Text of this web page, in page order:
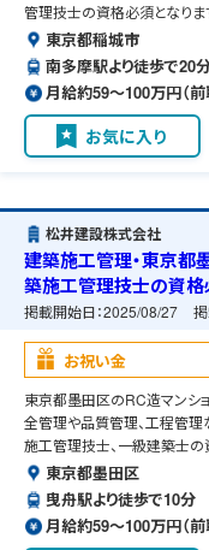
管理技士の資格必須となりま
東京都稲城市
南多摩駅より徒歩で20
月給約59〜100万円（前
お気に入り
松井建設株式会社
建築施工管理・東京都
築施工管理技士の資格
備可能
掲載開始日：2025/08/27
お祝い金
東京都墨田区のRC造マンシ
全管理や品質管理、工程管理
施工管理技士、一級建築士の
東京都墨田区
曳舟駅より徒歩で10分
月給約59〜100万円（前